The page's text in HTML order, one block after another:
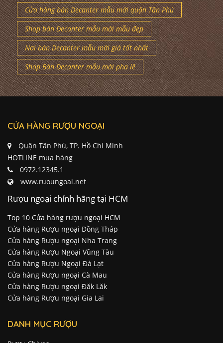
Cửa hàng bán Decanter mẫu mới quận Tân Phú
Shop bán Decanter mẫu mới mẫu đẹp
Nơi bán Decanter mẫu mới giá tốt nhất
Shop Bán Decanter mẫu mới pha lê
CỬA HÀNG RƯỢU NGOẠI
Quận Tân Phú, TP. Hồ Chí Minh
HOTLINE mua hàng
0972.12345.1
www.ruoungoai.net
Rượu ngoại chính hãng tại HCM
Top 10 Cửa hàng rượu ngoại HCM
Cửa hàng Rượu ngoại Đồng Tháp
Cửa hàng Rượu ngoại Nha Trang
Cửa hàng Rượu Ngoại Vũng Tàu
Cửa hàng Rượu Ngoại Đà Lạt
Cửa hàng Rượu ngoại Cà Mau
Cửa hàng Rượu ngoại Đăk Lăk
Cửa hàng Rượu ngoại Gia Lai
DANH MỤC RƯỢU